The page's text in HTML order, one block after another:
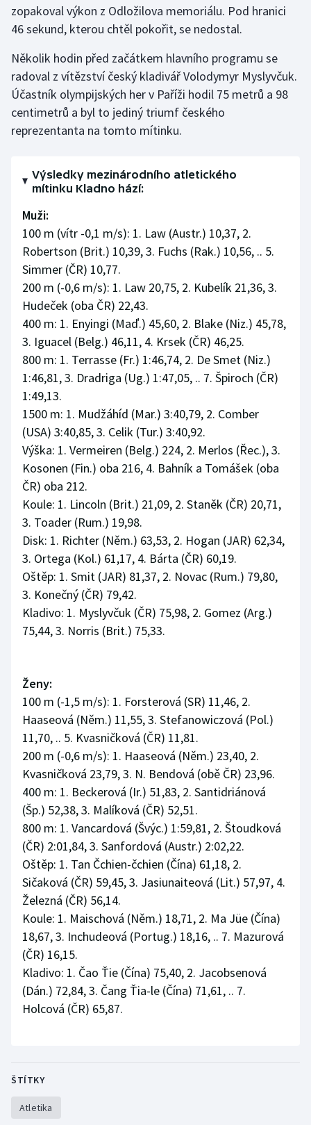
zopakoval výkon z Odložilova memoriálu. Pod hranici
46 sekund, kterou chtěl pokořit, se nedostal.
Několik hodin před začátkem hlavního programu se
radoval z vítězství český kladivář Volodymyr Myslyvčuk.
Účastník olympijských her v Paříži hodil 75 metrů a 98
centimetrů a byl to jediný triumf českého
reprezentanta na tomto mítinku.
Výsledky mezinárodního atletického
mítinku Kladno hází:
Muži:
100 m (vítr -0,1 m/s): 1. Law (Austr.) 10,37, 2.
Robertson (Brit.) 10,39, 3. Fuchs (Rak.) 10,56, .. 5.
Simmer (ČR) 10,77.
200 m (-0,6 m/s): 1. Law 20,75, 2. Kubelík 21,36, 3.
Hudeček (oba ČR) 22,43.
400 m: 1. Enyingi (Maď.) 45,60, 2. Blake (Niz.) 45,78,
3. Iguacel (Belg.) 46,11, 4. Krsek (ČR) 46,25.
800 m: 1. Terrasse (Fr.) 1:46,74, 2. De Smet (Niz.)
1:46,81, 3. Dradriga (Ug.) 1:47,05, .. 7. Špiroch (ČR)
1:49,13.
1500 m: 1. Mudžáhíd (Mar.) 3:40,79, 2. Comber
(USA) 3:40,85, 3. Celik (Tur.) 3:40,92.
Výška: 1. Vermeiren (Belg.) 224, 2. Merlos (Řec.), 3.
Kosonen (Fin.) oba 216, 4. Bahník a Tomášek (oba
ČR) oba 212.
Koule: 1. Lincoln (Brit.) 21,09, 2. Staněk (ČR) 20,71,
3. Toader (Rum.) 19,98.
Disk: 1. Richter (Něm.) 63,53, 2. Hogan (JAR) 62,34,
3. Ortega (Kol.) 61,17, 4. Bárta (ČR) 60,19.
Oštěp: 1. Smit (JAR) 81,37, 2. Novac (Rum.) 79,80,
3. Konečný (ČR) 79,42.
Kladivo: 1. Myslyvčuk (ČR) 75,98, 2. Gomez (Arg.)
75,44, 3. Norris (Brit.) 75,33.
Ženy:
100 m (-1,5 m/s): 1. Forsterová (SR) 11,46, 2.
Haaseová (Něm.) 11,55, 3. Stefanowiczová (Pol.)
11,70, .. 5. Kvasničková (ČR) 11,81.
200 m (-0,6 m/s): 1. Haaseová (Něm.) 23,40, 2.
Kvasničková 23,79, 3. N. Bendová (obě ČR) 23,96.
400 m: 1. Beckerová (Ir.) 51,83, 2. Santidriánová
(Šp.) 52,38, 3. Malíková (ČR) 52,51.
800 m: 1. Vancardová (Švýc.) 1:59,81, 2. Štoudková
(ČR) 2:01,84, 3. Sanfordová (Austr.) 2:02,22.
Oštěp: 1. Tan Čchien-čchien (Čína) 61,18, 2.
Sičaková (ČR) 59,45, 3. Jasiunaiteová (Lit.) 57,97, 4.
Železná (ČR) 56,14.
Koule: 1. Maischová (Něm.) 18,71, 2. Ma Jüe (Čína)
18,67, 3. Inchudeová (Portug.) 18,16, .. 7. Mazurová
(ČR) 16,15.
Kladivo: 1. Čao Ťie (Čína) 75,40, 2. Jacobsenová
(Dán.) 72,84, 3. Čang Ťia-le (Čína) 71,61, .. 7.
Holcová (ČR) 65,87.
ŠTÍTKY
Atletika